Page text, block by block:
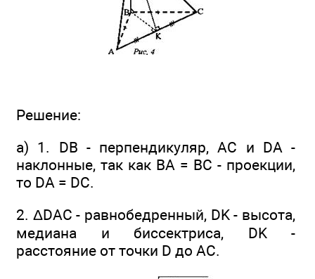
Решение:
а) 1. DB - перпендикуляр, АС и DA -
наклонные, так как ВА = ВС - проекции,
то DA = DC.
2. ΔDАС - равнобедренный, DK - высота,
медиана и биссектриса, DK -
расстояние от точки D до АС.